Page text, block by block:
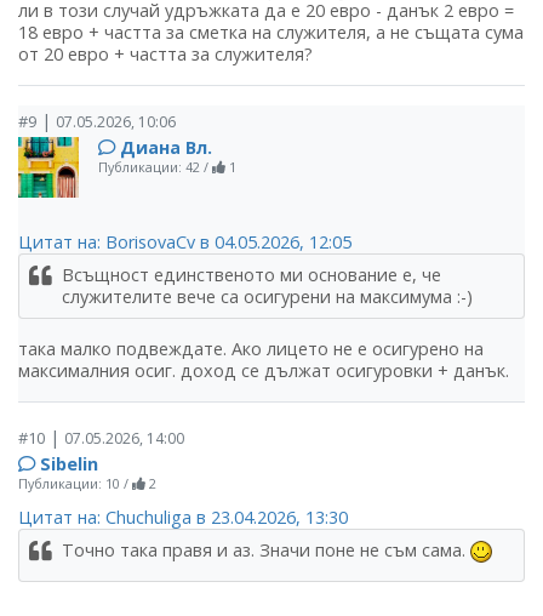
ли в този случай удръжката да е 20 евро - данък 2 евро =
18 евро + частта за сметка на служителя, а не същата сума
от 20 евро + частта за служителя?
#9 | 07.05.2026, 10:06
Диана Вл.
Публикации: 42 / 1
Цитат на: BorisovaCv в 04.05.2026, 12:05
Всъщност единственото ми основание е, че
служителите вече са осигурени на максимума :-)
така малко подвеждате. Ако лицето не е осигурено на
максималния осиг. доход се дължат осигуровки + данък.
#10 | 07.05.2026, 14:00
Sibelin
Публикации: 10 / 2
Цитат на: Chuchuliga в 23.04.2026, 13:30
Точно така правя и аз. Значи поне не съм сама.